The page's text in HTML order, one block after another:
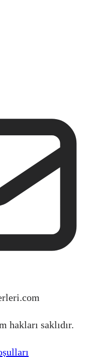
hakları saklıdır.